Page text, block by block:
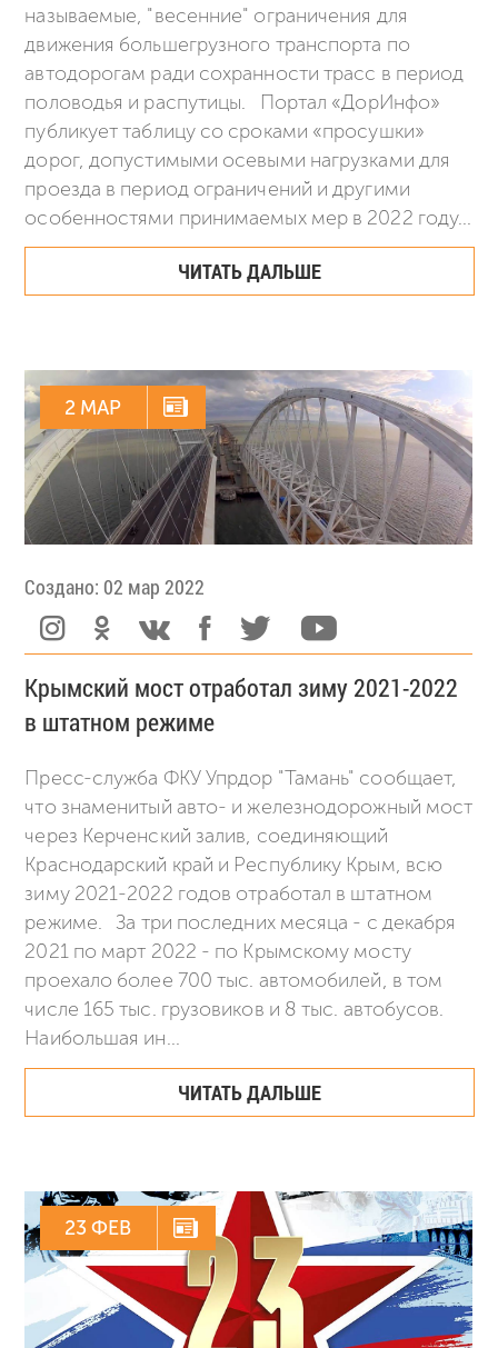
называемые, "весенние" ограничения для
движения большегрузного транспорта по
автодорогам ради сохранности трасс в период
половодья и распутицы. Портал «ДорИнфо»
публикует таблицу со сроками «просушки»
дорог, допустимыми осевыми нагрузками для
проезда в период ограничений и другими
особенностями принимаемых мер в 2022 году...
ЧИТАТЬ ДАЛЬШЕ
2 МАР
Создано: 02 мар 2022
Крымский мост отработал зиму 2021-2022
в штатном режиме
Пресс-служба ФКУ Упрдор "Тамань" сообщает,
что знаменитый авто- и железнодорожный мост
через Керченский залив, соединяющий
Краснодарский край и Республику Крым, всю
зиму 2021-2022 годов отработал в штатном
режиме. За три последних месяца - с декабря
2021 по март 2022 - по Крымскому мосту
проехало более 700 тыс. автомобилей, в том
числе 165 тыс. грузовиков и 8 тыс. автобусов.
Наибольшая ин...
ЧИТАТЬ ДАЛЬШЕ
23 ФЕВ